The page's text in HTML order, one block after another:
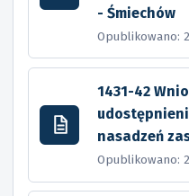
- Śmiechów
Opublikowano:
1431-42
nasadzeń
Opublikowano: